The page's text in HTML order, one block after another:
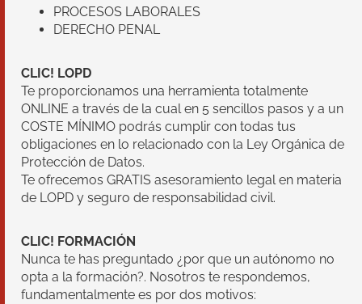
PROCESOS LABORALES
DERECHO PENAL
CLIC! LOPD
Te proporcionamos una herramienta totalmente
ONLINE a través de la cual en 5 sencillos pasos y a un
COSTE MÍNIMO podrás cumplir con todas tus
obligaciones en lo relacionado con la Ley Orgánica de
Protección de Datos.
Te ofrecemos GRATIS asesoramiento legal en materia
de LOPD y seguro de responsabilidad civil.
CLIC! FORMACIÓN
Nunca te has preguntado ¿por que un autónomo no
opta a la formación?. Nosotros te respondemos,
fundamentalmente es por dos motivos: